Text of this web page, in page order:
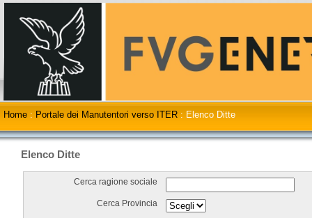
Home : Portale dei Manutentori verso ITER : Elenco Ditte
Elenco Ditte
Cerca ragione sociale
Cerca Provincia